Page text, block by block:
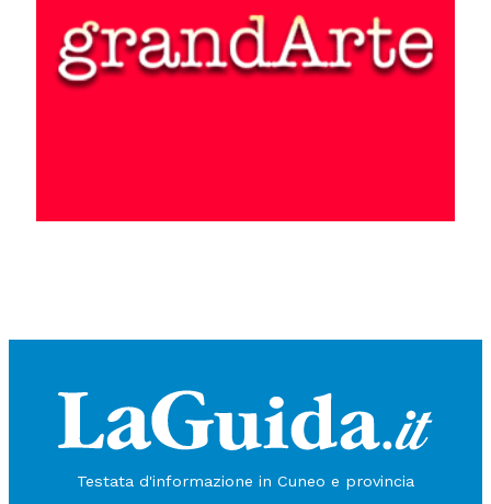
Testata d'informazione in Cuneo e provincia